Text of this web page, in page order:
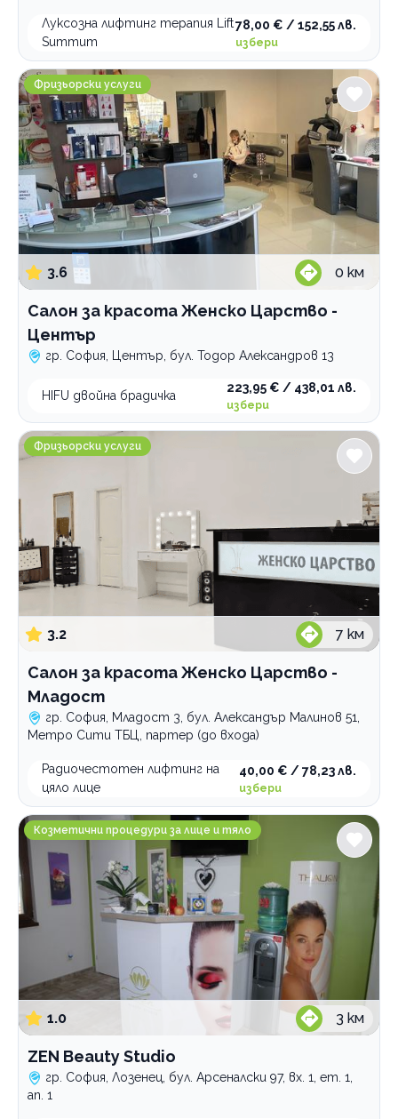
Луксозна лифтинг терапия Lift
Summum
78,00 € / 152,55 лв.
избери
Салон за красота Женско Царство - Център
Фризьорски услуги
3.6 0 км
Салон за красота Женско Царство -
Център
гр. София, Център, бул. Тодор Александров 13
HIFU двойна брадичка
223,95 € / 438,01 лв.
избери
Салон за красота Женско Царство - Младост
Фризьорски услуги
3.2 7 км
Салон за красота Женско Царство -
Младост
гр. София, Младост 3, бул. Александър Малинов 51,
Метро Сити ТБЦ, партер (до входа)
Радиочестотен лифтинг на
цяло лице
40,00 € / 78,23 лв.
избери
ZEN Beauty Studio
Козметични процедури за лице и тяло
1.0 3 км
ZEN Beauty Studio
гр. София, Лозенец, бул. Арсеналски 97, вх. 1, ет. 1,
ап. 1